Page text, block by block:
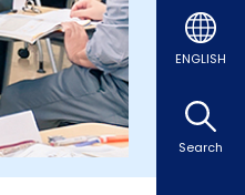
ENGLISH
Search